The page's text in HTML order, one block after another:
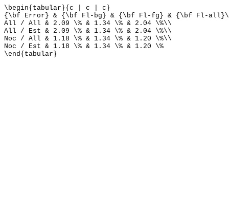
\begin{tabular}{c | c | c}
{\bf Error} & {\bf Fl-bg} & {\bf Fl-fg} & {\bf Fl-
All / All & 2.09 \% & 1.34 \% & 2.04 \%\\
All / Est & 2.09 \% & 1.34 \% & 2.04 \%\\
Noc / All & 1.18 \% & 1.34 \% & 1.20 \%\\
Noc / Est & 1.18 \% & 1.34 \% & 1.20 \%
\end{tabular}